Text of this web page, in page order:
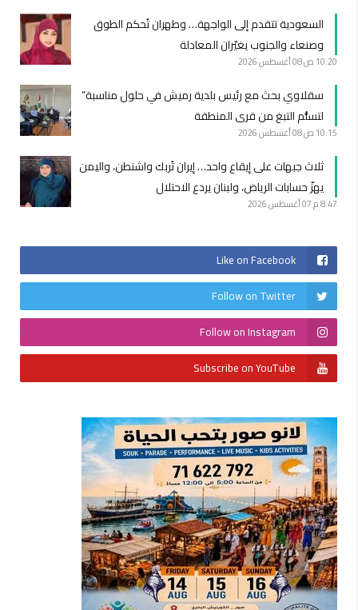
السعودية تتقدم إلى الواجهة… وطهران تُحكم الطوق
وصنعاء والجنوب يغيّران المعادلة
10:20 ص 08 أغسطس 2026
سقلاوي بحث مع رئيس بلدية رميش في حلول مناسبة”
لتسلُّم التبغ من قرى المنطقة
10:15 ص 08 أغسطس 2026
ثلاث جبهات على إيقاع واحد… إيران تُربك واشنطن، واليمن
يهزّ حسابات الرياض، ولبنان يردع الاحتلال
8:47 م 07 أغسطس 2026
Like on Facebook
Follow on Twitter
Follow on Instagram
Subscribe on YouTube